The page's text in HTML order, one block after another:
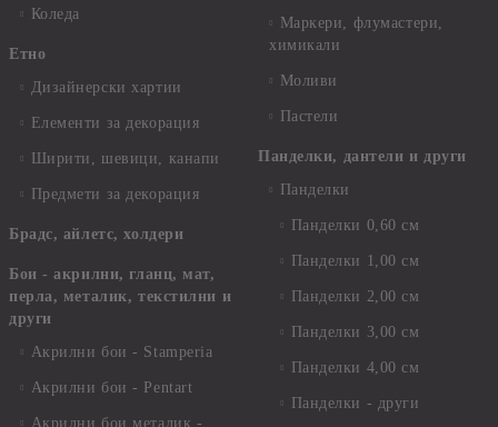
Коледа
Етно
Дизайнерски хартии
Елементи за декорация
Ширити, шевици, канапи
Предмети за декорация
Брадс, айлетс, холдери
Бои - акрилни, гланц, мат,
перла, металик, текстилни и
други
Акрилни бои - Stamperia
Акрилни бои - Pentart
Акрилни бои металик -
Маркери, флумастери,
химикали
Моливи
Пастели
Панделки, дантели и други
Панделки
Панделки 0,60 см
Панделки 1,00 см
Панделки 2,00 см
Панделки 3,00 см
Панделки 4,00 см
Панделки - други